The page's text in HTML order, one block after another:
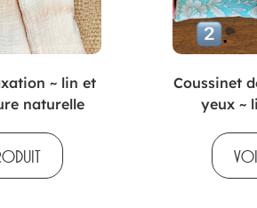
~ lin et
naturelle
Coussinet
yeux ~